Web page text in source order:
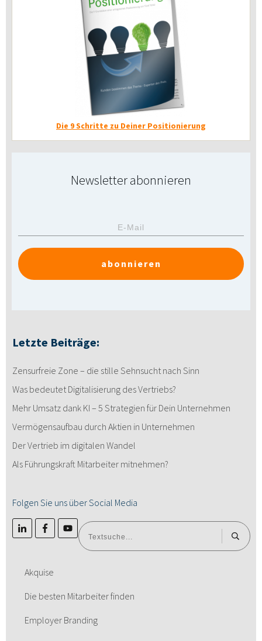
Die 9 Schritte zu Deiner Positionierung
Newsletter abonnieren
abonnieren
Letzte Beiträge:
Zensurfreie Zone – die stille Sehnsucht nach Sinn
Was bedeutet Digitalisierung des Vertriebs?
Mehr Umsatz dank KI – 5 Strategien für Dein Unternehmen
Vermögensaufbau durch Aktien in Unternehmen
Der Vertrieb im digitalen Wandel
Als Führungskraft Mitarbeiter mitnehmen?
Folgen Sie uns über Social Media
Akquise
Die besten Mitarbeiter finden
Employer Branding